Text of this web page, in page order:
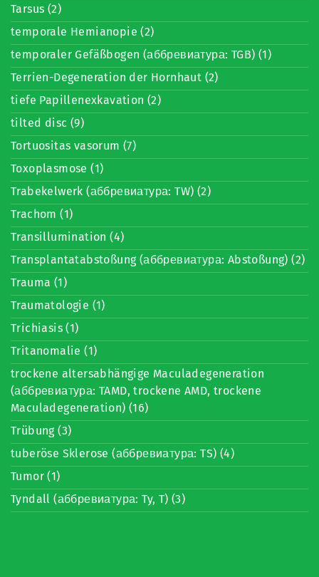
Tarsus (2)
temporale Hemianopie (2)
temporaler Gefäßbogen (аббревиатура: TGB) (1)
Terrien-Degeneration der Hornhaut (2)
tiefe Papillenexkavation (2)
tilted disc (9)
Tortuositas vasorum (7)
Toxoplasmose (1)
Trabekelwerk (аббревиатура: TW) (2)
Trachom (1)
Transillumination (4)
Transplantatabstoßung (аббревиатура: Abstoßung) (2)
Trauma (1)
Traumatologie (1)
Trichiasis (1)
Tritanomalie (1)
trockene altersabhängige Maculadegeneration
(аббревиатура: TAMD, trockene AMD, trockene
Maculadegeneration) (16)
Trübung (3)
tuberöse Sklerose (аббревиатура: TS) (4)
Tumor (1)
Tyndall (аббревиатура: Ty, T) (3)